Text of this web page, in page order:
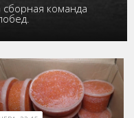
команда